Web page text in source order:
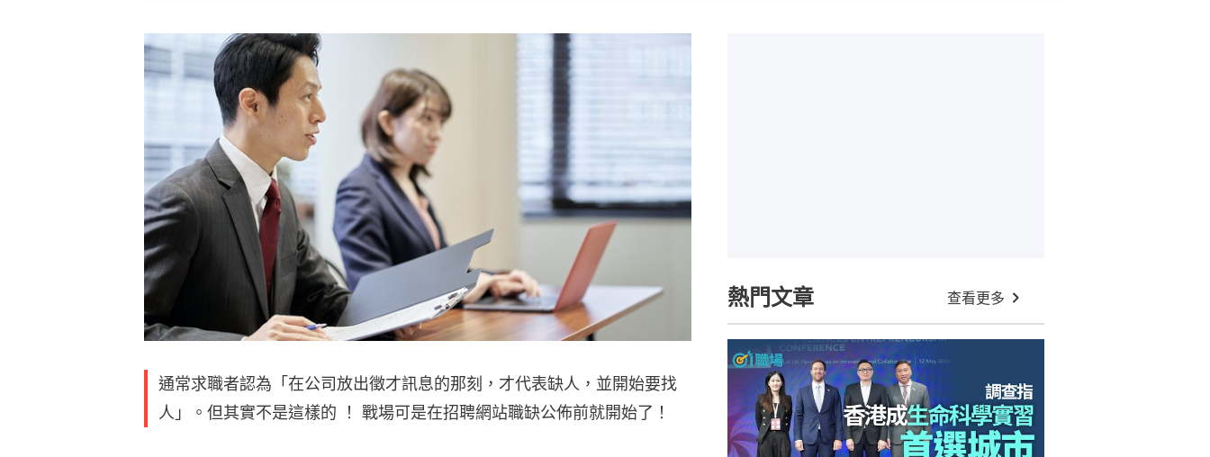
通常求職者認為「在公司放出徵才訊息的那刻，才代表缺人，並開始要找
人」。但其實不是這樣的 ！ 戰場可是在招聘網站職缺公佈前就開始了！
熱門文章 查看更多